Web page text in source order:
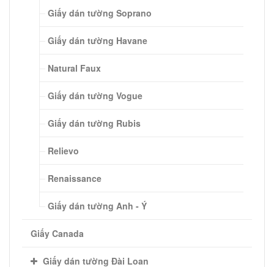
Giấy dán tường Soprano
Giấy dán tường Havane
Natural Faux
Giấy dán tường Vogue
Giấy dán tường Rubis
Relievo
Renaissance
Giấy dán tường Anh - Ý
Giấy Canada
Giấy dán tường Đài Loan